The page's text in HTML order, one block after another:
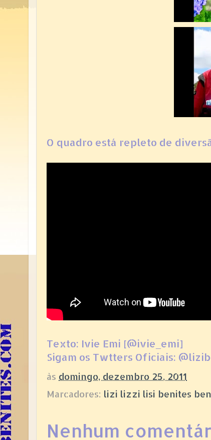
O quadro está repleto de
Texto: Ivie Emi [@ivie_emi]
Sigam os Twtters Oficiais:
às domingo, dezembro 25, 2011
Marcadores: lizi lizzi lisi benites
Nenhum